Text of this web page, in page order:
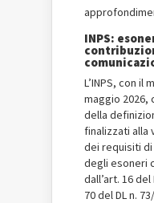
INPS:
L’INPS, con il
maggio 2026,
della
finalizzati alla
dei requisiti
degli esoneri
dall’art. 16 del
70 del DL n.